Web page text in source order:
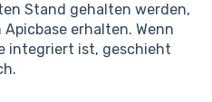
Stand gehalten werden,
erhalten. Wenn
integriert ist, geschieht